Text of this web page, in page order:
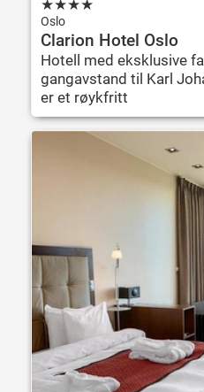
★★★★
Oslo
Clarion Hotel Oslo
Hotell med eksklusive
gangavstand til Karl
er et røykfritt